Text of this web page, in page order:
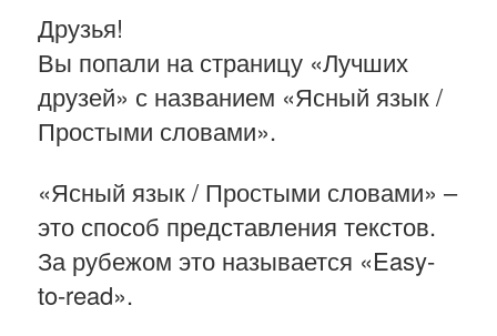
Друзья!
Вы попали на страницу «Лучших
друзей» с названием «Ясный язык /
Простыми словами».
«Ясный язык / Простыми словами» –
это способ представления текстов.
За рубежом это называется «Easy-
to-read».